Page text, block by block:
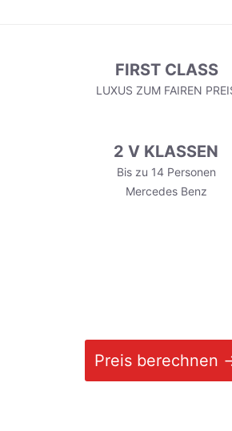
FIRST CLASS
LUXUS ZUM FAIREN
2 V KLASSEN
Bis zu 14 Personen
Mercedes Benz
Preis berechnen